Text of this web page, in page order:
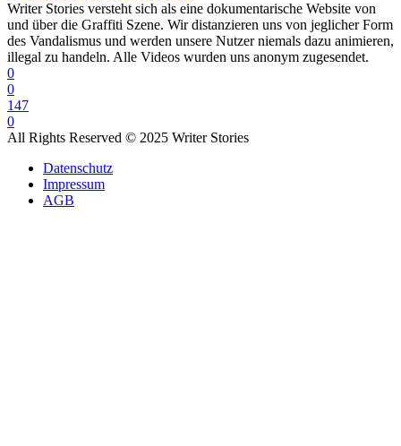
Writer Stories versteht sich als eine dokumentarische Website von
und über die Graffiti Szene. Wir distanzieren uns von jeglicher Form
des Vandalismus und werden unsere Nutzer niemals dazu animieren,
illegal zu handeln. Alle Videos wurden uns anonym zugesendet.
0
0
147
0
All Rights Reserved © 2025 Writer Stories
Datenschutz
Impressum
AGB